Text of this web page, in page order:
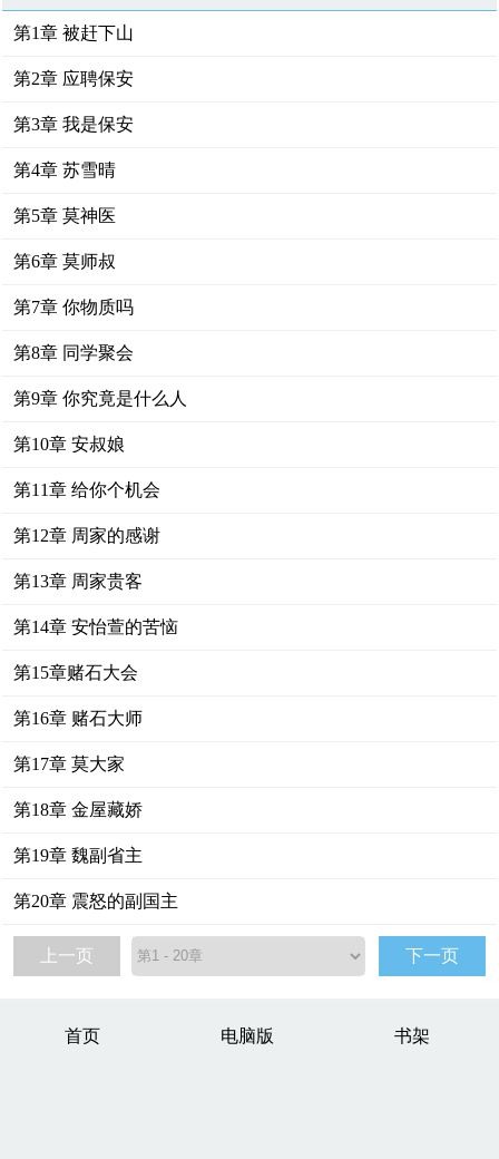
第1章 被赶下山
第2章 应聘保安
第3章 我是保安
第4章 苏雪晴
第5章 莫神医
第6章 莫师叔
第7章 你物质吗
第8章 同学聚会
第9章 你究竟是什么人
第10章 安叔娘
第11章 给你个机会
第12章 周家的感谢
第13章 周家贵客
第14章 安怡萱的苦恼
第15章赌石大会
第16章 赌石大师
第17章 莫大家
第18章 金屋藏娇
第19章 魏副省主
第20章 震怒的副国主
上一页 下一页
首页 电脑版 书架